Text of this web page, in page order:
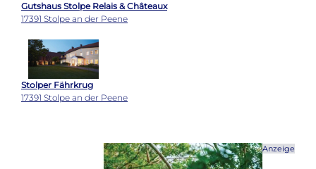
Gutshaus Stolpe Relais & Châteaux
17391 Stolpe an der Peene
Stolper Fährkrug
17391 Stolpe an der Peene
Anzeige